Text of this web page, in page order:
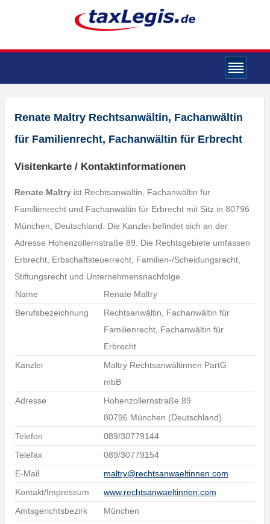
Renate Maltry Rechtsanwältin, Fachanwältin
für Familienrecht, Fachanwältin für Erbrecht
Visitenkarte / Kontaktinformationen
Renate Maltryist Rechtsanwältin, Fachanwältin für
Familienrecht und Fachanwältin für Erbrecht mit Sitz in 80796
München, Deutschland. Die Kanzlei befindet sich an der
Adresse Hohenzollernstraße 89. Die Rechtsgebiete umfassen
Erbrecht, Erbschaftsteuerrecht, Familien-/Scheidungsrecht,
Stiftungsrecht und Unternehmensnachfolge.
Name
Renate Maltry
Berufsbezeichnung
Rechtsanwältin, Fachanwältin für
Familienrecht, Fachanwältin für
Erbrecht
Kanzlei
Maltry Rechtsanwältinnen PartG
mbB
Adresse
Hohenzollernstraße 89
80796 München (Deutschland)
Telefon
089/30779144
Telefax
089/30779154
E-Mail
maltry@rechtsanwaeltinnen.com
Kontakt/Impressum
www.rechtsanwaeltinnen.com
Amtsgerichtsbezirk
München